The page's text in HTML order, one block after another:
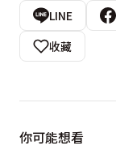
LINE
收藏
你可能想看